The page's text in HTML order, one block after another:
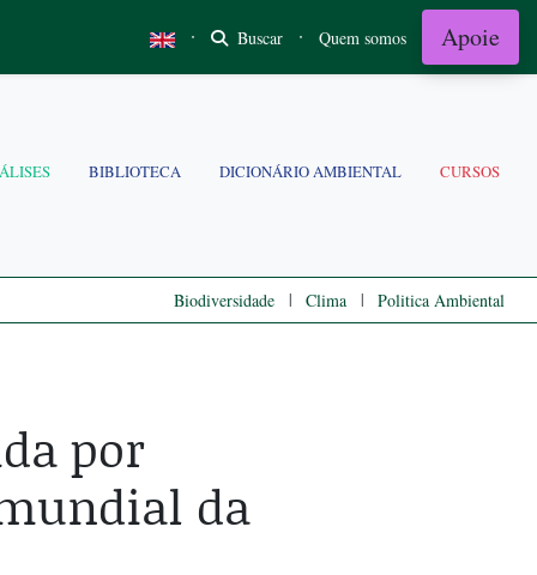
· Buscar · Quem somos Apoie
BIBLIOTECA DICIONÁRIO AMBIENTAL CURSOS
Biodiversidade | Clima | Politica Ambiental
por
da